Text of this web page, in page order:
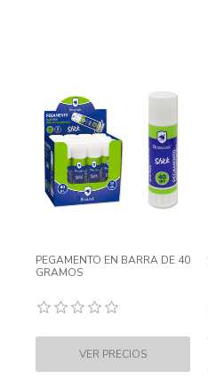
PEGAMENTO EN BARRA DE 40
GRAMOS